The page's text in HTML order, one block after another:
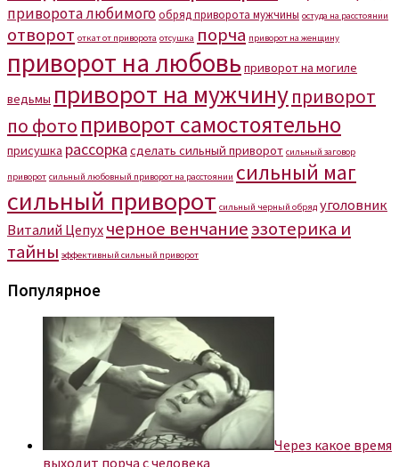
приворота любимогообряд приворота мужчины остуда на расстоянии
отворот откат от приворота отсушка порча приворот на женщину
приворот на любовь приворот на могиле
ведьмы приворот на мужчинуприворот
по фото приворот самостоятельно
присушка рассорка сделать сильный приворот сильный заговор
приворот сильный любовный приворот на расстоянии сильный маг
сильный приворот сильный черный обряд уголовник
Виталий Цепух черное венчаниеэзотерика и
тайны эффективный сильный приворот
Популярное
Через какое время
выходит порча с человека